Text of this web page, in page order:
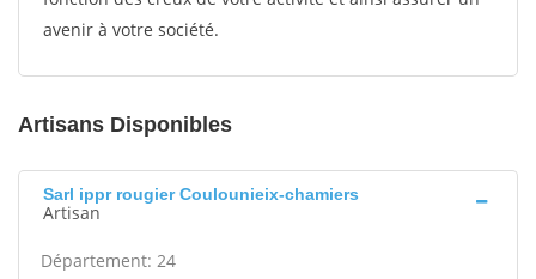
avenir à votre société.
Artisans Disponibles
Sarl ippr rougier Coulounieix-chamiers
Artisan
Département: 24